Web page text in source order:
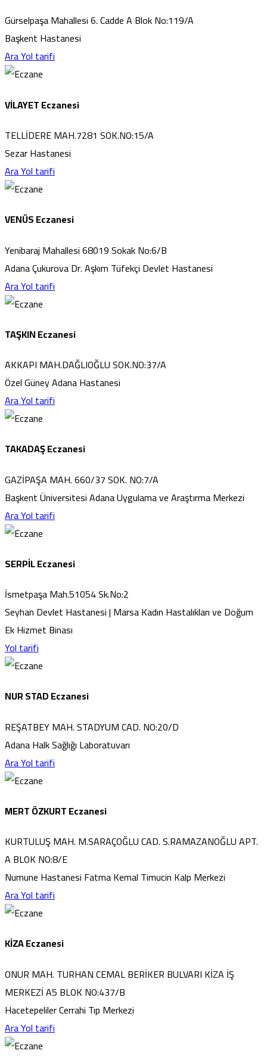
Gürselpaşa Mahallesi 6. Cadde A Blok No:119/A
Başkent Hastanesi
AraYol tarifi
VİLAYET Eczanesi
TELLİDERE MAH.7281 SOK.NO:15/A
Sezar Hastanesi
AraYol tarifi
VENÜS Eczanesi
Yenibaraj Mahallesi 68019 Sokak No:6/B
Adana Çukurova Dr. Aşkım Tüfekçi Devlet Hastanesi
AraYol tarifi
TAŞKIN Eczanesi
AKKAPI MAH.DAĞLIOĞLU SOK.NO:37/A
Özel Güney Adana Hastanesi
AraYol tarifi
TAKADAŞ Eczanesi
GAZİPAŞA MAH. 660/37 SOK. NO:7/A
Başkent Üniversitesi Adana Uygulama ve Araştırma Merkezi
AraYol tarifi
SERPİL Eczanesi
İsmetpaşa Mah.51054 Sk.No:2
Seyhan Devlet Hastanesi | Marsa Kadın Hastalıkları ve Doğum
Ek Hizmet Binası
Yol tarifi
NUR STAD Eczanesi
REŞATBEY MAH. STADYUM CAD. NO:20/D
Adana Halk Sağlığı Laboratuvarı
AraYol tarifi
MERT ÖZKURT Eczanesi
KURTULUŞ MAH. M.SARAÇOĞLU CAD. S.RAMAZANOĞLU APT.
A BLOK NO:8/E
Numune Hastanesi Fatma Kemal Timucin Kalp Merkezi
AraYol tarifi
KİZA Eczanesi
ONUR MAH. TURHAN CEMAL BERİKER BULVARI KİZA İŞ
MERKEZİ A5 BLOK NO:437/B
Hacetepeliler Cerrahi Tıp Merkezi
AraYol tarifi